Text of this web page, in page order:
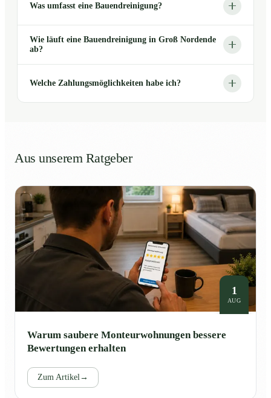
Was umfasst eine Bauendreinigung?
Wie läuft eine Bauendreinigung in Groß Nordende
ab?
Welche Zahlungsmöglichkeiten habe ich?
Aus unserem Ratgeber
1
AUG
Warum saubere Monteurwohnungen bessere
Bewertungen erhalten
Zum Artikel →